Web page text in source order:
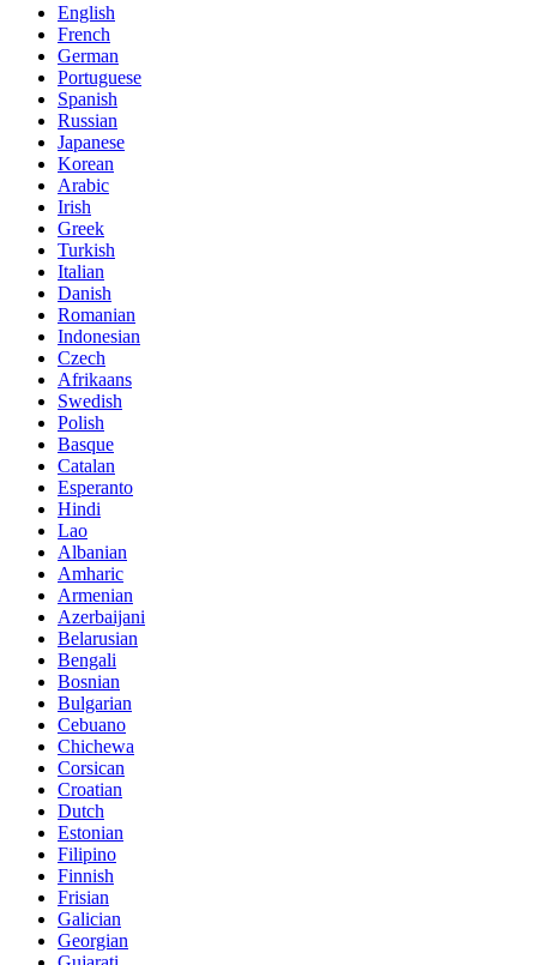
English
French
German
Portuguese
Spanish
Russian
Japanese
Korean
Arabic
Irish
Greek
Turkish
Italian
Danish
Romanian
Indonesian
Czech
Afrikaans
Swedish
Polish
Basque
Catalan
Esperanto
Hindi
Lao
Albanian
Amharic
Armenian
Azerbaijani
Belarusian
Bengali
Bosnian
Bulgarian
Cebuano
Chichewa
Corsican
Croatian
Dutch
Estonian
Filipino
Finnish
Frisian
Galician
Georgian